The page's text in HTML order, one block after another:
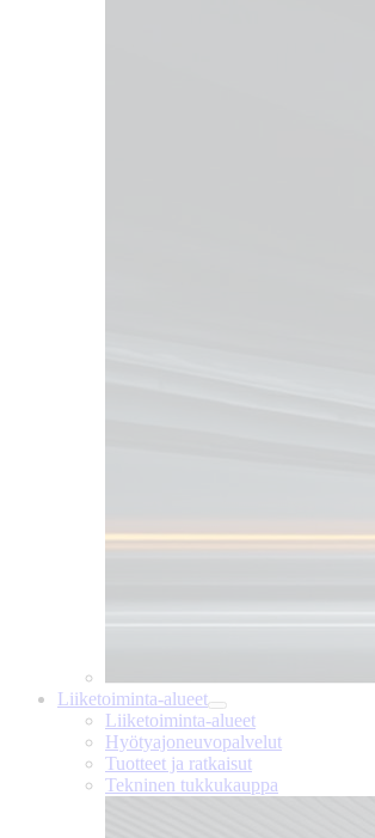
Liiketoiminta-alueet
Liiketoiminta-alueet
Hyötyajoneuvopalvelut
Tuotteet ja ratkaisut
Tekninen tukkukauppa